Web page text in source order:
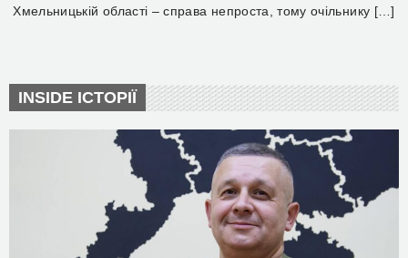
Хмельницькій області – справа непроста, тому очільнику […]
INSIDE ІСТОРІЇ